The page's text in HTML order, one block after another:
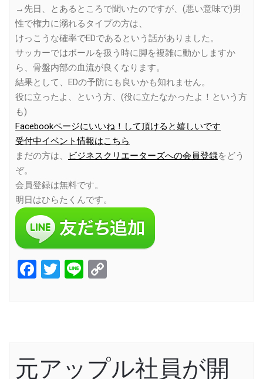
→先日、とあるところで聞いたのですが、(悪い意味で)男
性で権力に溺れるタイプの方は、
けっこうな確率でEDであるという話がありました。
サッカーではボールを扱う時に脚を複雑に動かしますか
ら、骨盤内部の血流が良くなります。
結果として、EDの予防にも良いかも知れません。
役に立ったよ、という方、(役に立たなかったよ！という方
も)
Facebookページにいいね！して頂けると嬉しいです
受付中イベント情報はこちら
まだの方は、
ビジネスクリエーターズへの会員登録をどう
ぞ。
会員登録は無料です。
明日はひらたくんです。
Facebook
Twitter
Line
元アップル社員が開